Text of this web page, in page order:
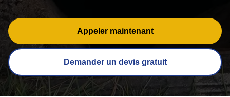
Appeler maintenant
Demander un devis gratuit